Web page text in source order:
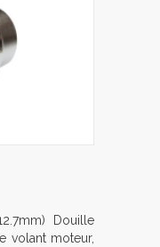
Douille
volant moteur,